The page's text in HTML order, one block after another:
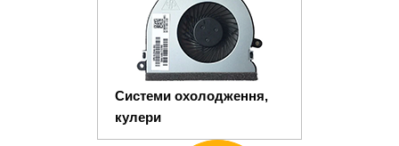
Системи охолодження,
кулери